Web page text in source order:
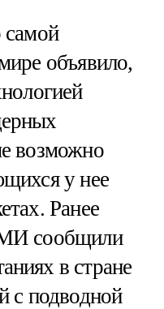
самой
объявило,
возможно
у нее
Ранее
сообщили
в стране
с подводной